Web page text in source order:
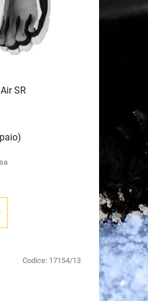
SR
Codice: 17154/13